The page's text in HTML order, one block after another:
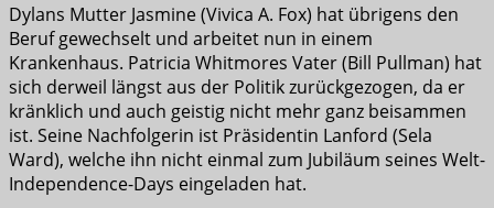
Dylans Mutter Jasmine (Vivica A. Fox) hat übrigens den
Beruf gewechselt und arbeitet nun in einem
Krankenhaus. Patricia Whitmores Vater (Bill Pullman) hat
sich derweil längst aus der Politik zurückgezogen, da er
kränklich und auch geistig nicht mehr ganz beisammen
ist. Seine Nachfolgerin ist Präsidentin Lanford (Sela
Ward), welche ihn nicht einmal zum Jubiläum seines Welt-
Independence-Days eingeladen hat.